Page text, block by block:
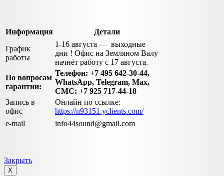
Информация
Детали
График
работы
1-16 августа — выходные
дни ! Офис на Земляном Валу
начнёт работу с 17 августа.
По вопросам
гарантии:
Телефон: +7 495 642-30-44,
WhatsApp, Telegram, Max,
СМС: +7 925 717-44-18
Запись в
офис
Онлайн по ссылке:
https://n93151.yclients.com/
e-mail
info44sound@gmail.com
Закрыть
X